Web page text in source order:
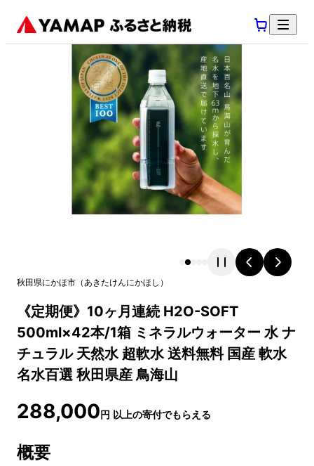
秋田県にかほ市 （あきたけんにかほし ）
《定期便》10ヶ月連続 H2O-SOFT
500ml×42本/1箱 ミネラルウォーター 水 ナ
チュラル 天然水 超軟水 送料無料 国産 軟水
名水百選 秋田県産 鳥海山
288,000円 以上の寄付でもらえる
概要